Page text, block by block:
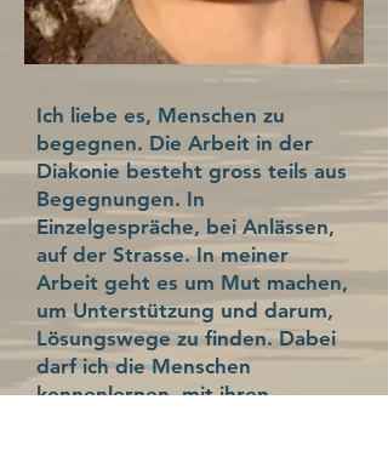
Ich liebe es, Menschen zu
begegnen. Die Arbeit in der
Diakonie besteht gross teils aus
Begegnungen. In
Einzelgespräche, bei Anlässen,
auf der Strasse. In meiner
Arbeit geht es um Mut machen,
um Unterstützung und darum,
Lösungswege zu finden. Dabei
darf ich die Menschen
kennenlernen- mit ihren